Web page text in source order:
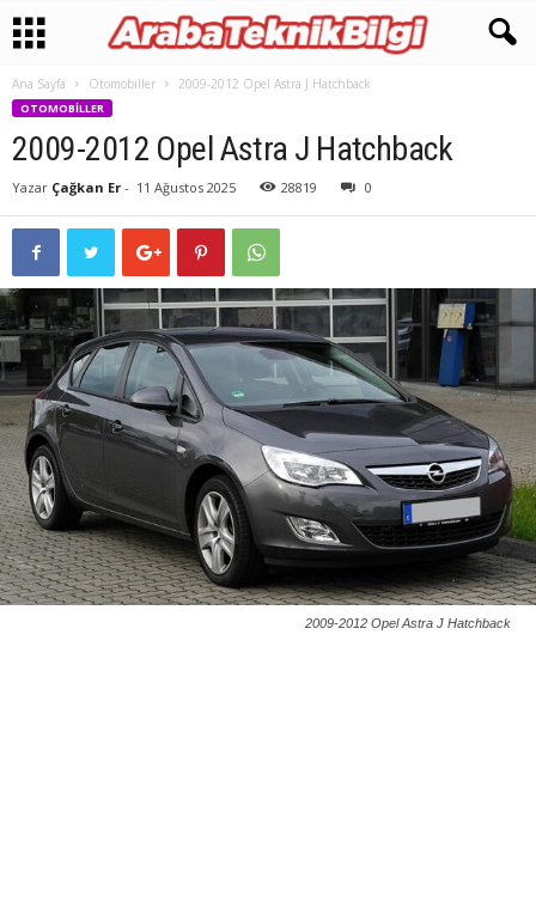
Ana Sayfa Otomobiller 2009-2012 Opel Astra J Hatchback
OTOMOBILLER
2009-2012 Opel Astra J Hatchback
Yazar Çağkan Er - 11 Ağustos 2025 28819 0
2009-2012 Opel Astra J Hatchback